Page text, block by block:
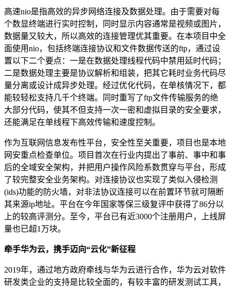
高速nio是指高效的异步网络连接及数据处理。由于需要对每
个数显终端进行实时控制，同时显示内容通常是视频或图片，
数据量又较大，所以高效的连接管理优其重要。在本项目中全
面使用nio，包括终端连接协议和文件数据传送的ftp，通过设
置以下二个要点：一是在数据处理线程代码中禁用延时代码；
二是数据处理主要是协议解析和组装，把其它耗时业务代码尽
量分离或设计成异步处理。经过优化代码，在单核情况下，都
能较轻松支持几千个终端。同时重写了ftp文件传输服务的绝
大部分代码，使其不但支持一次一密和虚拟目录的安全要求，
还能满足在单线程下高效传输和速度控制。
作为互联网信息发布性平台，安全性至关重要，项目也是本地
网安重点检查单位。项目首次在行业内提出了事前、事中和事
后的全域安全架构，并把用户操作风险系数贯穿与平台，形成
了较完整安全业务架构。对连接协议也实现了类似入侵检测
(ids)功能的防火墙，对非法协议连接可以在前置环节就可隔断
其来源ip地址。平台在今年国家等保三级复评中获得了86分以
上的较高评测分。至今，平台已有近3000个注册用户，上线屏
量也已超1 万块。
牵手华为云，携手迈向“云化”新征程
2019年，通过地方政府牵线与华为云进行合作，华为云对软件
研发类企业的支持是比较全面的，有较丰富的研发测试工具，